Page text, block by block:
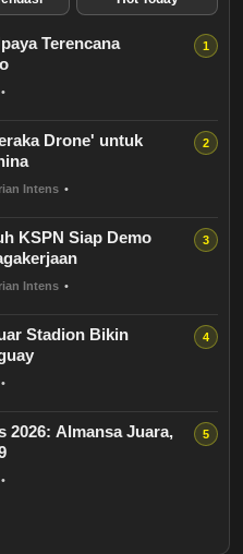
Terencana
•
Drone' untuk
Intens •
KSPN Siap Demo
Intens •
Stadion Bikin
•
2026: Almansa Juara,
•